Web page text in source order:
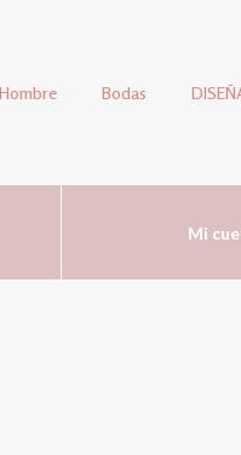
Hombre Bodas
Mi